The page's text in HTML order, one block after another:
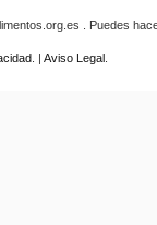
. Puedes
. | Aviso Legal